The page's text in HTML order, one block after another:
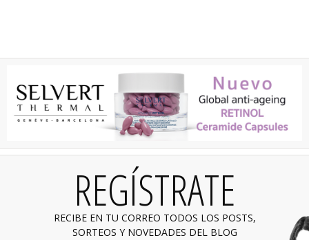
REGÍSTRATE
RECIBE EN TU CORREO TODOS LOS POSTS,
SORTEOS Y NOVEDADES DEL BLOG